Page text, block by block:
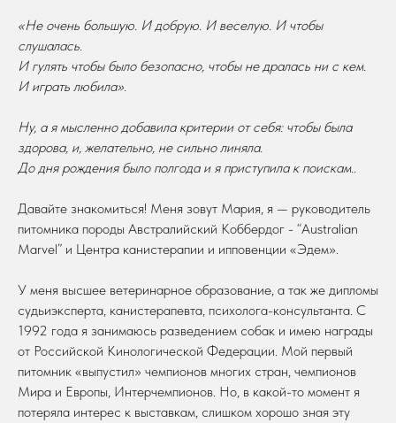
«Не очень большую. И добрую. И веселую. И чтобы
слушалась.
И гулять чтобы было безопасно, чтобы не дралась ни с кем.
И играть любила».
Ну, а я мысленно добавила критерии от себя: чтобы была
здорова, и, желательно, не сильно линяла.
До дня рождения было полгода и я приступила к поискам..
Давайте знакомиться! Меня зовут Мария, я — руководитель
питомника породы Австралийский Коббердог - “Australian
Marvel” и Центра канистерапии и ипповенции «Эдем».
У меня высшее ветеринарное образование, а так же дипломы
судьиэксперта, канистерапевта, психолога-консультанта. С
1992 года я занимаюсь разведением собак и имею награды
от Российской Кинологической Федерации. Мой первый
питомник «выпустил» чемпионов многих стран, чемпионов
Мира и Европы, Интерчемпионов. Но, в какой-то момент я
потеряла интерес к выставкам, слишком хорошо зная эту